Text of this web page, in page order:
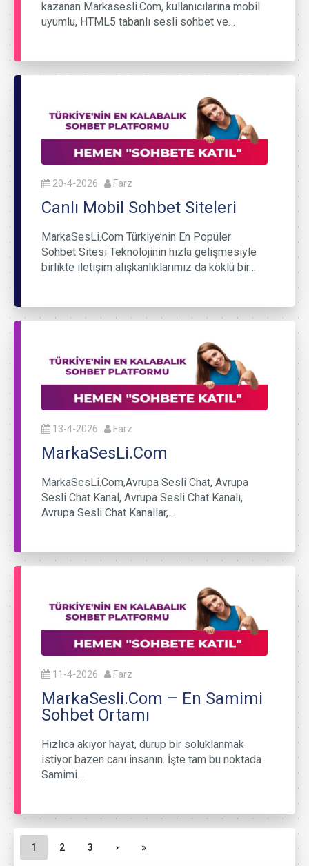
kazanan Markasesli.Com, kullanıcılarına mobil
uyumlu, HTML5 tabanlı sesli sohbet ve…
20-4-2026 Farz
Canlı Mobil Sohbet Siteleri
MarkaSesLi.Com Türkiye’nin En Popüler
Sohbet Sitesi Teknolojinin hızla gelişmesiyle
birlikte iletişim alışkanlıklarımız da köklü bir…
13-4-2026 Farz
MarkaSesLi.Com
MarkaSesLi.Com,Avrupa Sesli Chat, Avrupa
Sesli Chat Kanal, Avrupa Sesli Chat Kanalı,
Avrupa Sesli Chat Kanallar,…
11-4-2026 Farz
MarkaSesli.Com – En Samimi
Sohbet Ortamı
Hızlıca akıyor hayat, durup bir soluklanmak
istiyor bazen canı insanın. İşte tam bu noktada
Samimi…
Sayfa gezinme
Geçerli Sayfa
1 Sayfa
2 Sayfa
3 › »